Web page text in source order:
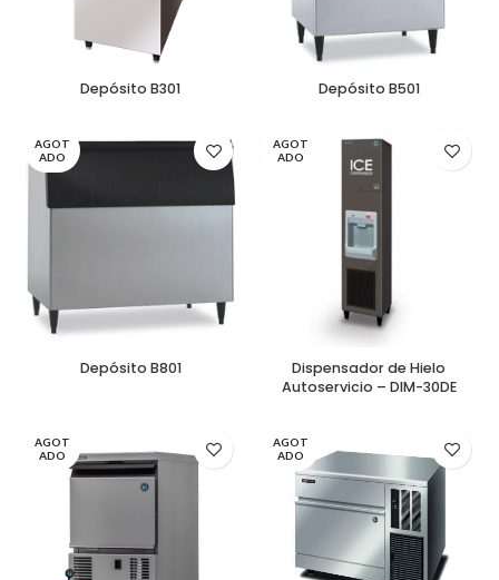
Depósito B301 Depósito B501
AGOT
ADO
Depósito B801
AGOT
ADO
Dispensador de Hielo
Autoservicio – DIM-30DE
AGOT
ADO
AGOT
ADO